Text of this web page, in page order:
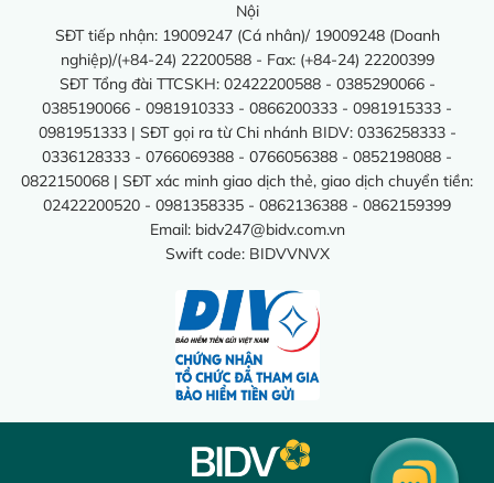
Nội
SĐT tiếp nhận: 19009247 (Cá nhân)/ 19009248 (Doanh
nghiệp)/(+84-24) 22200588 - Fax: (+84-24) 22200399
SĐT Tổng đài TTCSKH: 02422200588 - 0385290066 -
0385190066 - 0981910333 - 0866200333 - 0981915333 -
0981951333 | SĐT gọi ra từ Chi nhánh BIDV: 0336258333 -
0336128333 - 0766069388 - 0766056388 - 0852198088 -
0822150068 | SĐT xác minh giao dịch thẻ, giao dịch chuyển tiền:
02422200520 - 0981358335 - 0862136388 - 0862159399
Email: bidv247@bidv.com.vn
Swift code: BIDVVNVX